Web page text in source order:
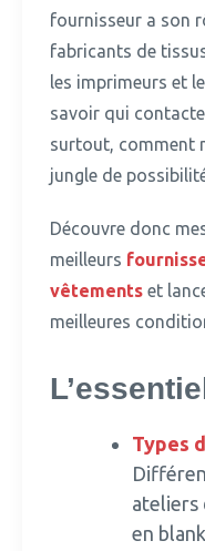
fournisseur a son
fabricants de
les imprimeurs et
savoir qui
surtout, comment
jungle de
Découvre donc
meilleurs
vêtements et
meilleures
Types
ateliers
en